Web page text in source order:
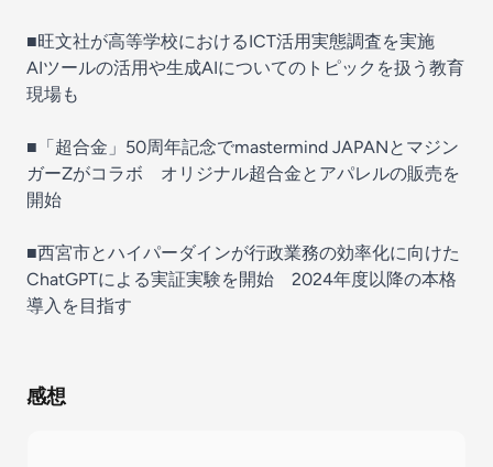
■旺文社が高等学校におけるICT活用実態調査を実施
AIツールの活用や生成AIについてのトピックを扱う教育
現場も
■「超合金」50周年記念でmastermind JAPANとマジン
ガーZがコラボ オリジナル超合金とアパレルの販売を
開始
■西宮市とハイパーダインが行政業務の効率化に向けた
ChatGPTによる実証実験を開始 2024年度以降の本格
導入を目指す
感想